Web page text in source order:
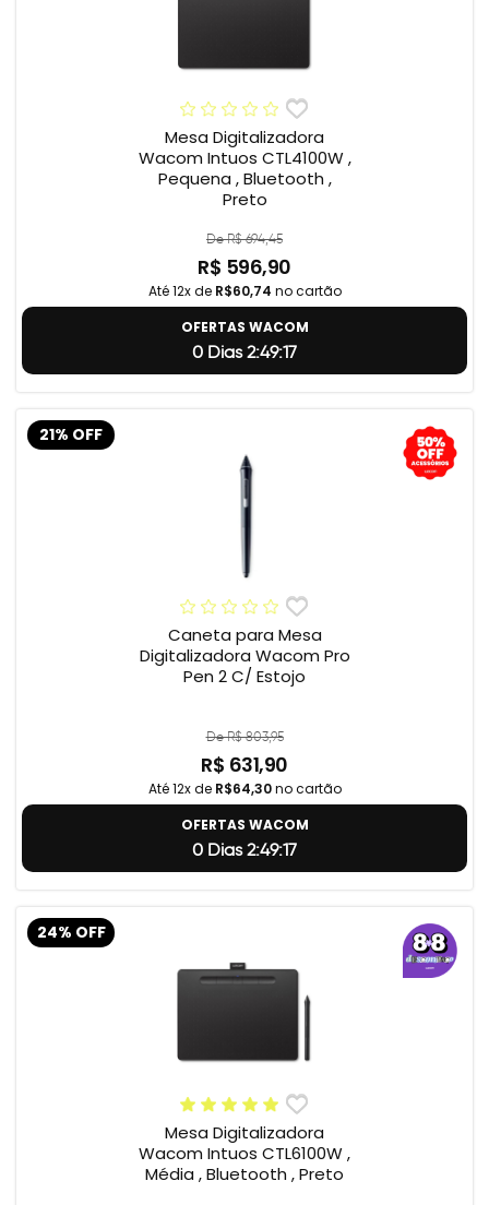
Mesa Digitalizadora
Wacom Intuos CTL4100W ,
Pequena , Bluetooth ,
Preto
De R$ 694,45
R$ 596,90
Até 12x de R$60,74 no cartão
OFERTAS WACOM
0 Dias 2:49:17
21% OFF
Caneta para Mesa
Digitalizadora Wacom Pro
Pen 2 C/ Estojo
De R$ 803,95
R$ 631,90
Até 12x de R$64,30no cartão
OFERTAS WACOM
0 Dias 2:49:17
24% OFF
Mesa Digitalizadora
Wacom Intuos CTL6100W ,
Média , Bluetooth , Preto